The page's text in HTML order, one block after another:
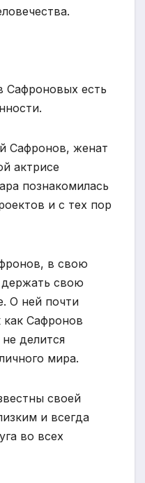
Сафроновых есть
Сафронов, женат
актрисе
познакомилась
и с тех пор
в свою
держать свою
О ней почти
как Сафронов
делится
мира.
своей
и всегда
во всех